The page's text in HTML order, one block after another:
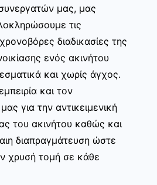
μας, μας
τις
διαδικασίες της
ενός ακινήτου
και χωρίς άγχος.
και τον
για την αντικειμενική
του ακινήτου καθώς και
διαπραγμάτευση ώστε
χρυσή τομή σε κάθε